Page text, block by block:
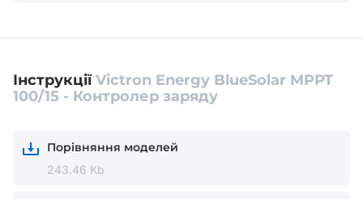
ІнструкціїVictron Energy BlueSolar MPPT
100/15 - Контролер заряду
Порівняння моделей
243.46 Kb